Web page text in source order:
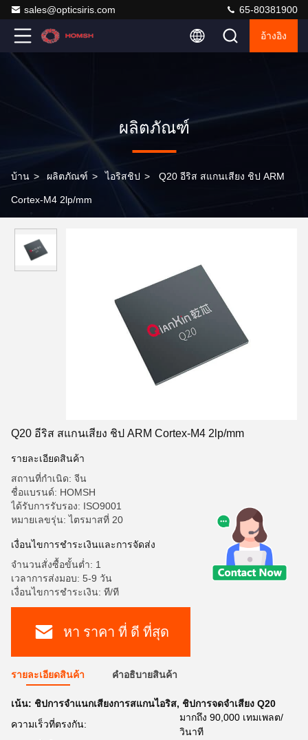
sales@opticsiris.com 65-80381900
อ้างอิง
ผลิตภัณฑ์
บ้าน > ผลิตภัณฑ์ > ไอริสชิป > Q20 อีริส สแกนเสียง ชิป ARM
Cortex-M4 2lp/mm
Q20 อีริส สแกนเสียง ชิป ARM Cortex-M4 2lp/mm
รายละเอียดสินค้า
สถานที่กำเนิด: จีน
ชื่อแบรนด์: HOMSH
ได้รับการรับรอง: ISO9001
หมายเลขรุ่น: ไตรมาสที่ 20
เงื่อนไขการชําระเงินและการจัดส่ง
จำนวนสั่งซื้อขั้นต่ำ: 1
เวลาการส่งมอบ: 5-9 วัน
เงื่อนไขการชำระเงิน: ที/ที
หา ราคา ที่ ดี ที่สุด
รายละเอียดสินค้า คําอธิบายสินค้า
เน้น: ชิปการจําแนกเสียงการสแกนไอริส, ชิปการจดจําเสียง Q20
ความเร็วที่ตรงกัน:
มากถึง 90,000 เทมเพลต/
วินาที